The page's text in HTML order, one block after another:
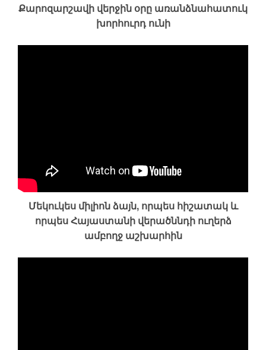
Քարոզարշավի վերջին օրը առանձնահատուկ
խորհուրդ ունի
Մեկուկես միլիոն ձայն, որպես հիշատակ և
որպես Հայաստանի վերածննդի ուղերձ
ամբողջ աշխարհին